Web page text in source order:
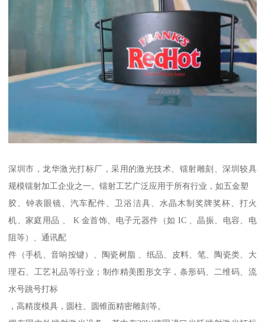
深圳市，龙华激光打标厂，采用的激光技术、镭射雕刻、深圳较具
规模镭射加工企业之一。镭射工艺广泛应用于所有行业，如五金塑
胶、钟表眼镜、汽车配件、卫浴洁具、水晶木制奖牌奖杯、打火
机、家庭用品 、 K 金首饰、电子元器件（如 IC 、晶振、电容、电
阻等）、通讯配
件（手机、音响按键）、陶瓷树脂 、纸品、皮料、笔、陶瓷类、大
理石、工艺礼品等行业；制作精美图形文字，条形码、二维码、流
水号跳号打标
，高精度模具，圆柱、圆锥面精密雕刻等。